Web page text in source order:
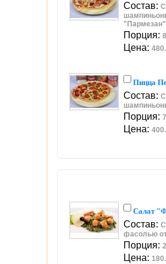
Состав:
Порция:
Цена:
Пицца
Состав:
Порция:
Цена:
Салат
Состав:
фасолью
Порция:
Цена: